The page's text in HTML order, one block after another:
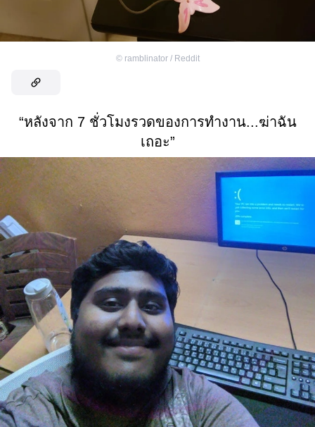
© ramblinator / Reddit
“หลังจาก 7 ชั่วโมงรวดของการทำงาน...ฆ่าฉัน
เถอะ”